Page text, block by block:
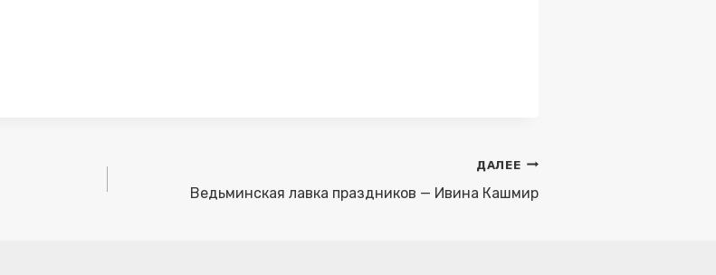
ДАЛЕЕ
Ведьминская лавка праздников — Ивина Кашмир